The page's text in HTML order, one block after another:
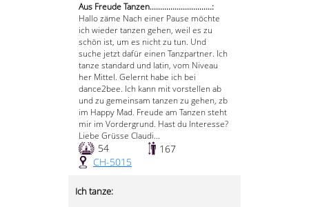
Aus Freude Tanzen..............................:
Hallo zäme Nach einer Pause möchte
ich wieder tanzen gehen, weil es zu
schön ist, um es nicht zu tun. Und
suche jetzt dafür einen Tanzpartner. Ich
tanze standard und latin, vom Niveau
her Mittel. Gelernt habe ich bei
dance2bee. Ich kann mit vorstellen ab
und zu gemeinsam tanzen zu gehen, zb
im Happy Mad. Freude am Tanzen steht
mir im Vordergrund. Hast du Interesse?
Liebe Grüsse Claudi...
54
167
CH-5015
Ich tanze: